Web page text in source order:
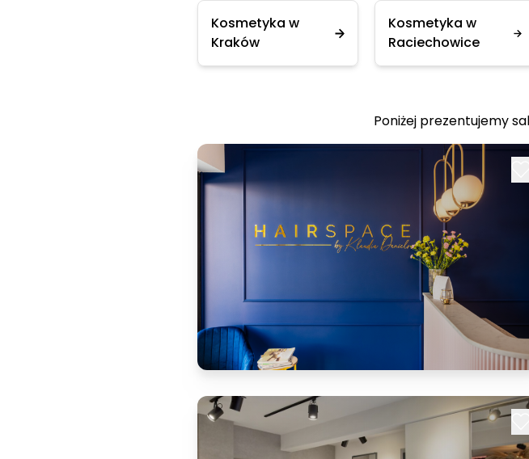
Kosmetyka w
Kraków
Kosmetyka w
Raciechowice
Poniżej prezentujemy